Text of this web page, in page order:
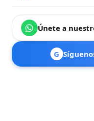
Únete a
G